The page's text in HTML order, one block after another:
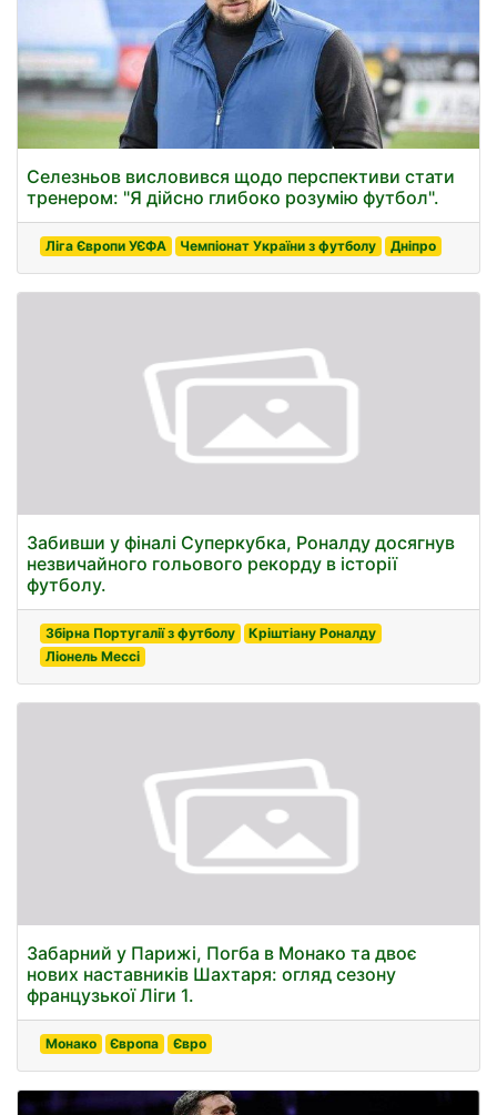
Селезньов висловився щодо перспективи стати
тренером: "Я дійсно глибоко розумію футбол".
Ліга Європи УЄФА Чемпіонат України з футболу Дніпро
Забивши у фіналі Суперкубка, Роналду досягнув
незвичайного гольового рекорду в історії
футболу.
Збірна Португалії з футболу
Кріштіану Роналду
Ліонель Мессі
Забарний у Парижі, Погба в Монако та двоє
нових наставників Шахтаря: огляд сезону
французької Ліги 1.
Монако Європа Євро